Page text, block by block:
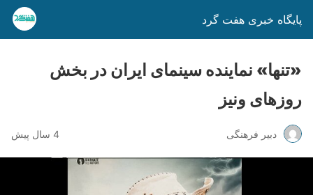
پایگاه خبری هفت گرد
«تنها» نماینده سینمای ایران در بخش
روزهای ونیز
دبیر فرهنگی 4 سال پیش